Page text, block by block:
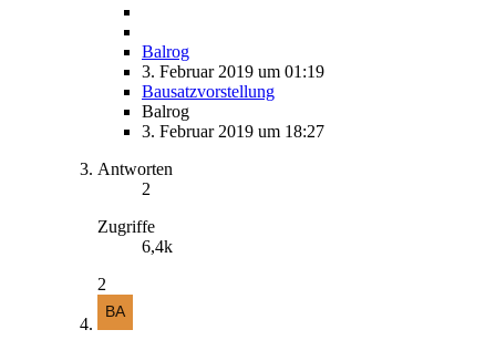
Balrog
3. Februar 2019 um 01:19
Bausatzvorstellung
Balrog
3. Februar 2019 um 18:27
Antworten
2
Zugriffe
6,4k
2